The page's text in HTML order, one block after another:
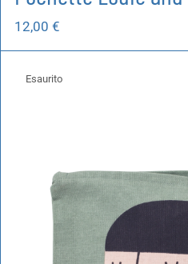
12,00 €
Esaurito